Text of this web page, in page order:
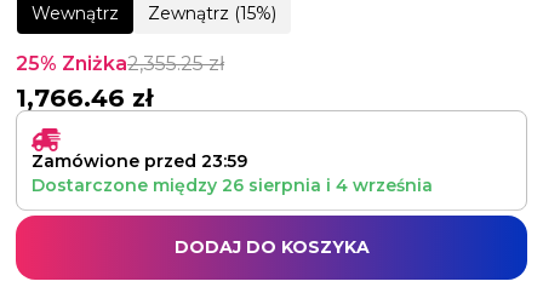
Wewnątrz Zewnątrz (15%)
25% Zniżka2,355.25zł
1,766.46 zł
Zamówione przed 23:59
Dostarczone między 26 sierpnia i 4 września
DODAJ DO KOSZYKA